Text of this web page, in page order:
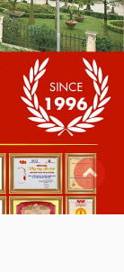
back